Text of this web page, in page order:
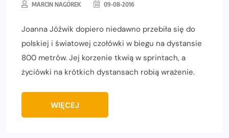
MARCIN NAGÓREK 09-08-2016
Joanna Jóźwik dopiero niedawno przebiła się do
polskiej i światowej czołówki w biegu na dystansie
800 metrów. Jej korzenie tkwią w sprintach, a
życiówki na krótkich dystansach robią wrażenie.
WIĘCEJ